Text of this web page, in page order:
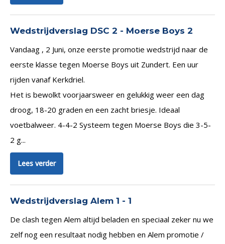
Wedstrijdverslag DSC 2 - Moerse Boys 2
Vandaag , 2 Juni, onze eerste promotie wedstrijd naar de
eerste klasse tegen Moerse Boys uit Zundert. Een uur
rijden vanaf Kerkdriel.
Het is bewolkt voorjaarsweer en gelukkig weer een dag
droog, 18-20 graden en een zacht briesje. Ideaal
voetbalweer. 4-4-2 Systeem tegen Moerse Boys die 3-5-
2 g...
Lees verder
Wedstrijdverslag Alem 1 - 1
De clash tegen Alem altijd beladen en speciaal zeker nu we
zelf nog een resultaat nodig hebben en Alem promotie /